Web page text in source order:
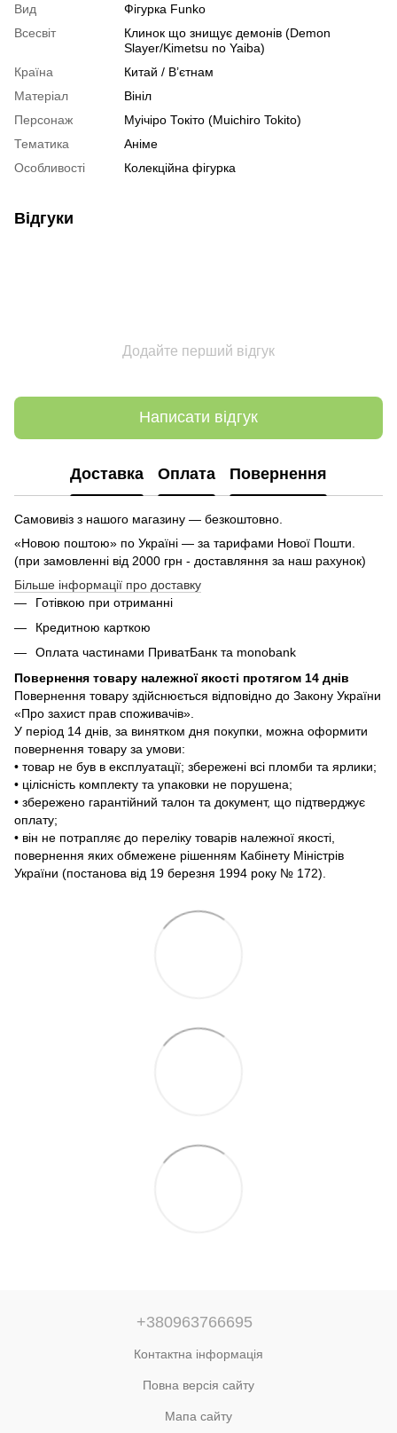
Вид
Фігурка Funko
Всесвіт
Клинок що знищує демонів (Demon
Slayer/Kimetsu no Yaiba)
Країна
Китай / В’єтнам
Матеріал
Вініл
Персонаж
Муічіро Токіто (Muichiro Tokito)
Тематика
Аніме
Особливості
Колекційна фігурка
Відгуки
Додайте перший відгук
Написати відгук
Доставка Оплата Повернення
Самовивіз з нашого магазину — безкоштовно.
«Новою поштою» по Україні — за тарифами Нової Пошти.
(при замовленні від 2000 грн - доставляння за наш рахунок)
Більше інформації про доставку
Готівкою при отриманні
Кредитною карткою
Оплата частинами ПриватБанк та monobank
Повернення товару належної якості протягом 14 днів
Повернення товару здійснюється відповідно до Закону України
«Про захист прав споживачів».
У період 14 днів, за винятком дня покупки, можна оформити
повернення товару за умови:
• товар не був в експлуатації; збережені всі пломби та ярлики;
• цілісність комплекту та упаковки не порушена;
• збережено гарантійний талон та документ, що підтверджує
оплату;
• він не потрапляє до переліку товарів належної якості,
повернення яких обмежене рішенням Кабінету Міністрів
України (постанова від 19 березня 1994 року № 172).
+380963766695
Контактна інформація
Повна версія сайту
Мапа сайту